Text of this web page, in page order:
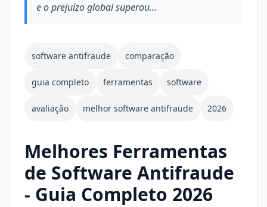
e o prejuízo global superou...
software antifraude comparação
guia completo ferramentas software
avaliação melhor software antifraude 2026
Melhores Ferramentas
de Software Antifraude
- Guia Completo 2026